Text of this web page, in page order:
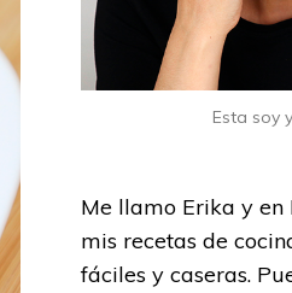
Esta soy
Me llamo Erika y en
mis recetas de
fáciles y caseras.